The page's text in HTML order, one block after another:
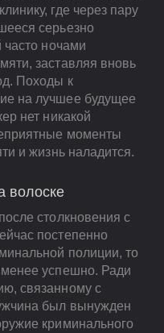
где через пару
серьезно
часто ночами
заставляя вновь
Походы к
на лучшее будущее
нет никакой
моменты
и жизнь наладится.
волоске
столкновения с
постепенно
полиции, то
успешно. Ради
связанному с
был вынужден
криминального